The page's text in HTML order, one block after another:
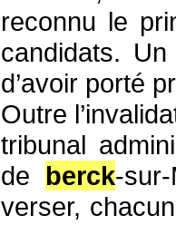
reconnu le
candidats.
d’avoir porté
Outre
tribunal
de berck-
verser,